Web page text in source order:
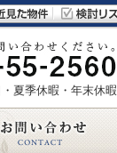
夏季休暇・年末休暇